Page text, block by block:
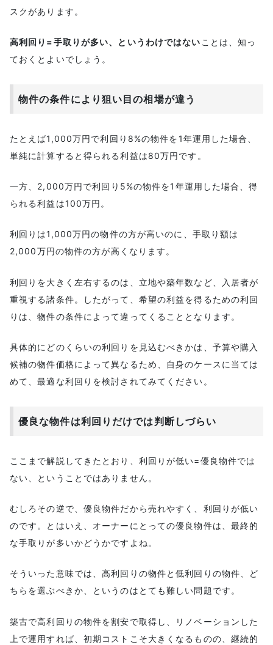
スクがあります。
高利回り=手取りが多い、というわけではない ことは、知っ
ておくとよいでしょう。
物件の条件により狙い目の相場が違う
たとえば1,000万円で利回り8%の物件を1年運用した場合、
単純に計算すると得られる利益は80万円です。
一方、2,000万円で利回り5%の物件を1年運用した場合、得
られる利益は100万円。
利回りは1,000万円の物件の方が高いのに、手取り額は
2,000万円の物件の方が高くなります。
利回りを大きく左右するのは、立地や築年数など、入居者が
重視する諸条件。したがって、希望の利益を得るための利回
りは、物件の条件によって違ってくることとなります。
具体的にどのくらいの利回りを見込むべきかは、予算や購入
候補の物件価格によって異なるため、自身のケースに当ては
めて、最適な利回りを検討されてみてください。
優良な物件は利回りだけでは判断しづらい
ここまで解説してきたとおり、利回りが低い=優良物件では
ない、ということではありません。
むしろその逆で、優良物件だから売れやすく、利回りが低い
のです。とはいえ、オーナーにとっての優良物件は、最終的
な手取りが多いかどうかですよね。
そういった意味では、高利回りの物件と低利回りの物件、ど
ちらを選ぶべきか、というのはとても難しい問題です。
築古で高利回りの物件を割安で取得し、リノベーションした
上で運用すれば、初期コストこそ大きくなるものの、継続的